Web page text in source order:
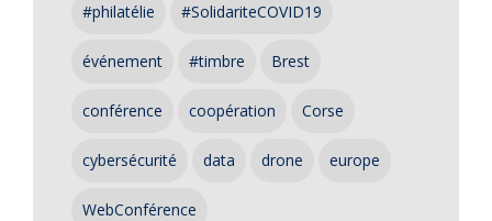
#philatélie #SolidariteCOVID19
événement #timbre Brest
conférence coopération Corse
cybersécurité data drone europe
WebConférence